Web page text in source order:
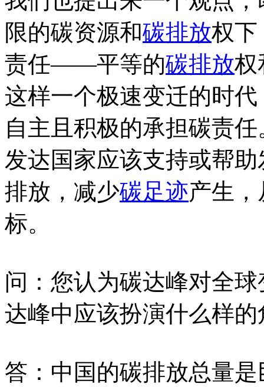
限的碳资源和碳排放权下
责任——平等的碳排放
这样一个极速变迁的时
自主且积极的承担碳责
发达国家应该支持或帮
排放，减少碳足迹产生
标。
问：您认为碳达峰对全
达峰中应该扮演什么样的
答：中国的碳排放总量